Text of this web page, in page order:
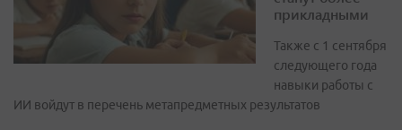
прикладными
Также с 1 сентября
следующего года
навыки работы с
ИИ войдут в перечень метапредметных результатов